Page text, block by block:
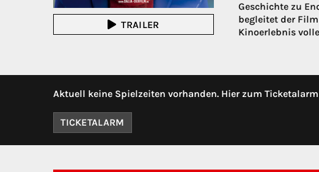
TRAILER
Geschichte zu
begleitet der
Kinoerlebnis
Aktuell keine Spielzeiten vorhanden. Hier zum
TICKETALARM